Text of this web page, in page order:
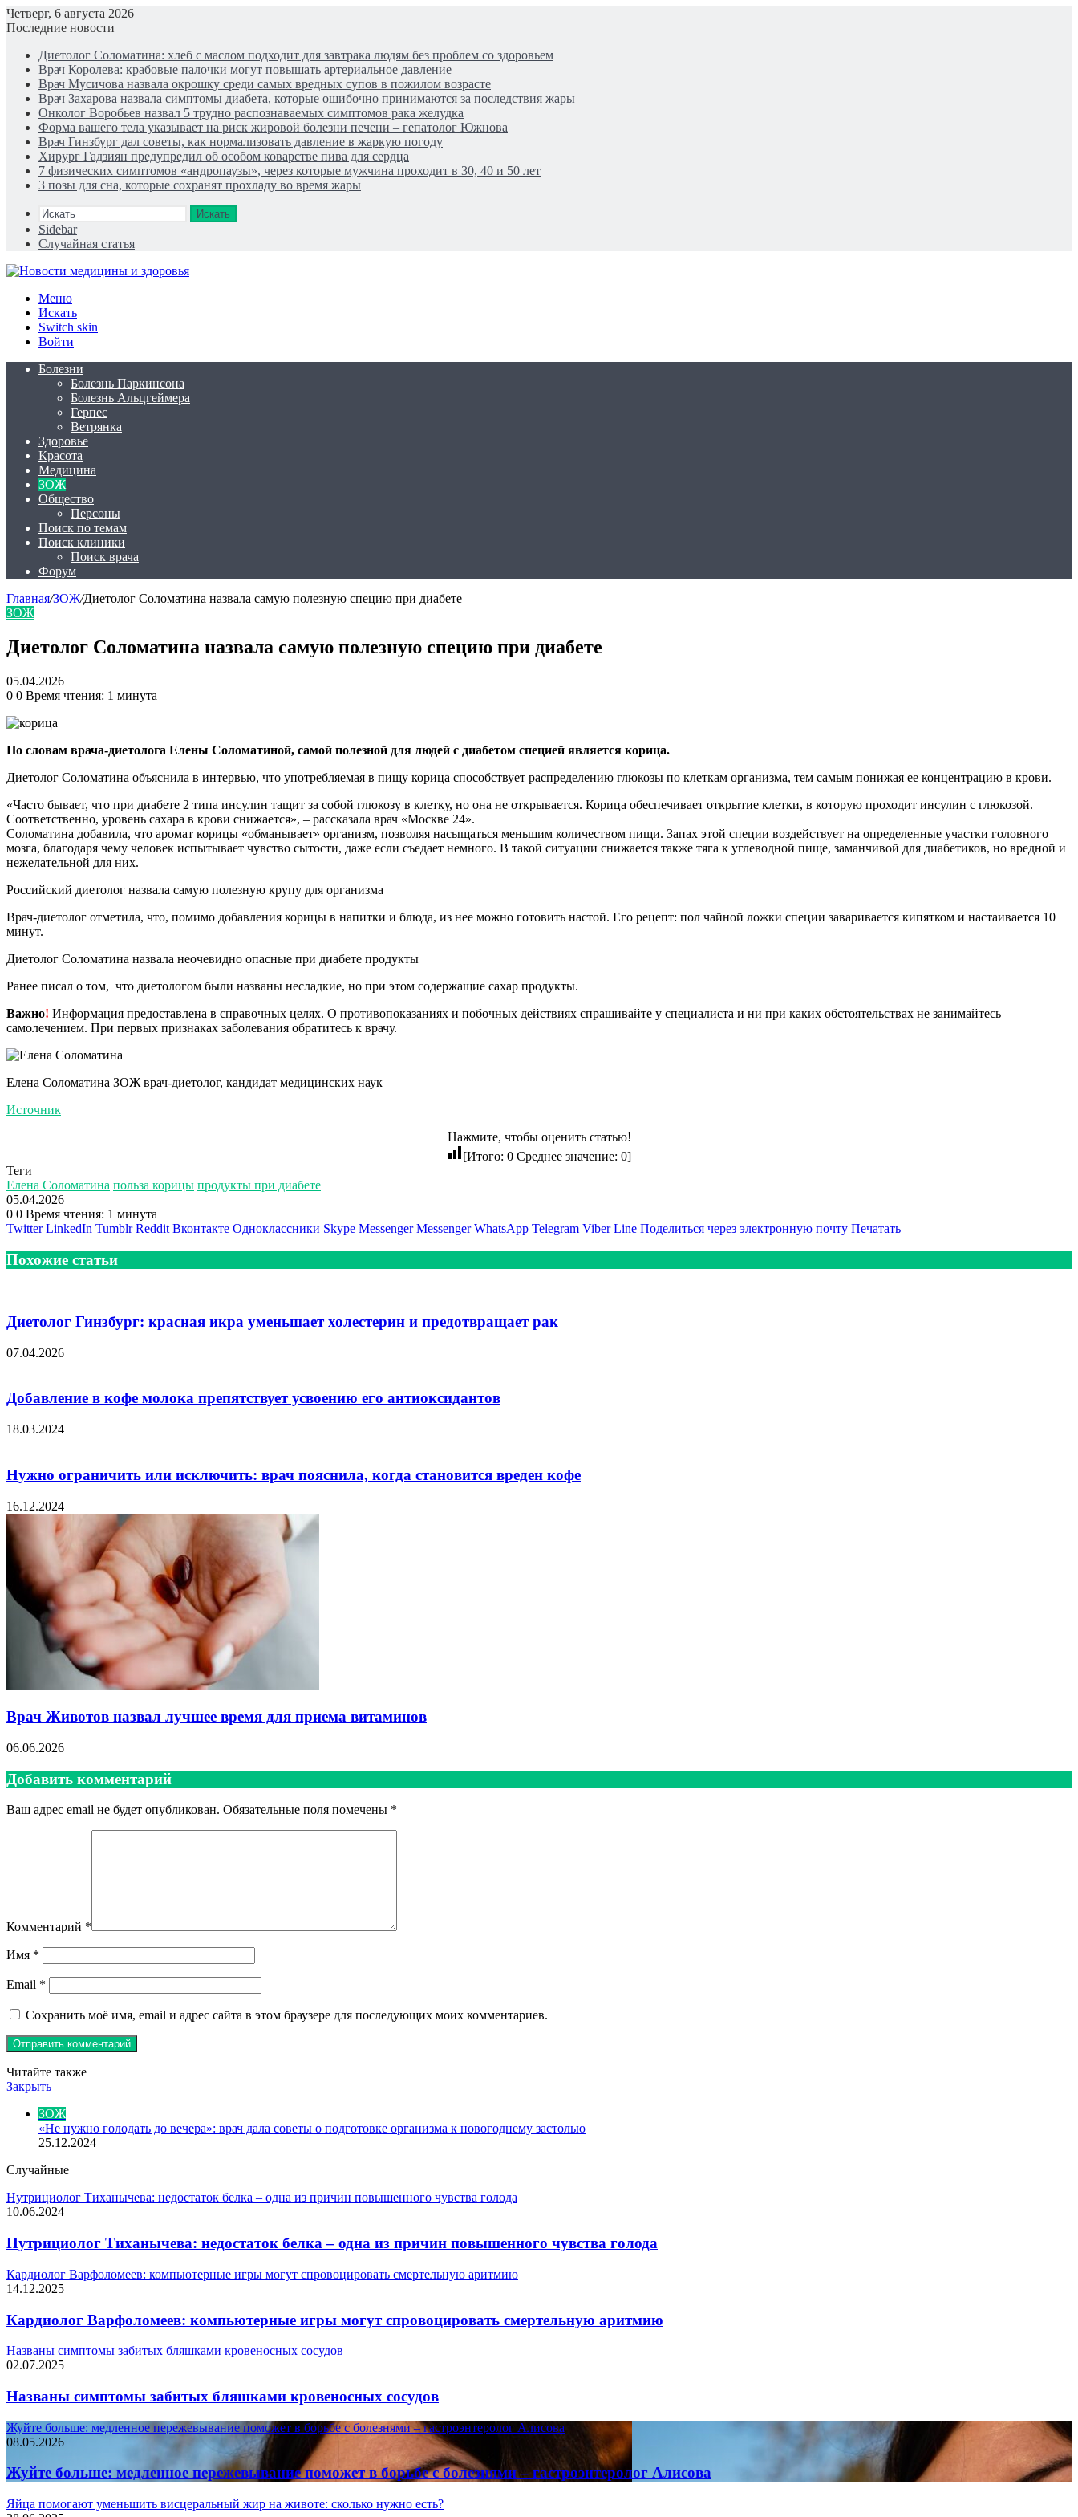
Четверг, 6 августа 2026
Последние новости
Диетолог Соломатина: хлеб с маслом подходит для завтрака людям без проблем со здоровьем
Врач Королева: крабовые палочки могут повышать артериальное давление
Врач Мусичова назвала окрошку среди самых вредных супов в пожилом возрасте
Врач Захарова назвала симптомы диабета, которые ошибочно принимаются за последствия жары
Онколог Воробьев назвал 5 трудно распознаваемых симптомов рака желудка
Форма вашего тела указывает на риск жировой болезни печени – гепатолог Южнова
Врач Гинзбург дал советы, как нормализовать давление в жаркую погоду
Хирург Гадзиян предупредил об особом коварстве пива для сердца
7 физических симптомов «андропаузы», через которые мужчина проходит в 30, 40 и 50 лет
3 позы для сна, которые сохранят прохладу во время жары
Искать
Sidebar
Случайная статья
Меню
Искать
Switch skin
Войти
Болезни
Болезнь Паркинсона
Болезнь Альцгеймера
Герпес
Ветрянка
Здоровье
Красота
Медицина
ЗОЖ
Общество
Персоны
Поиск по темам
Поиск клиники
Поиск врача
Форум
Главная/ЗОЖ/Диетолог Соломатина назвала самую полезную специю при диабете
ЗОЖ
Диетолог Соломатина назвала самую полезную специю при диабете
05.04.2026
0 0 Время чтения: 1 минута
По словам врача-диетолога Елены Соломатиной, самой полезной для людей с диабетом специей является корица.
Диетолог Соломатина объяснила в интервью, что употребляемая в пищу корица способствует распределению глюкозы по клеткам организма, тем самым понижая ее концентрацию в крови.
«Часто бывает, что при диабете 2 типа инсулин тащит за собой глюкозу в клетку, но она не открывается. Корица обеспечивает открытие клетки, в которую проходит инсулин с глюкозой.
Соответственно, уровень сахара в крови снижается», – рассказала врач «Москве 24».
Соломатина добавила, что аромат корицы «обманывает» организм, позволяя насыщаться меньшим количеством пищи. Запах этой специи воздействует на определенные участки головного
мозга, благодаря чему человек испытывает чувство сытости, даже если съедает немного. В такой ситуации снижается также тяга к углеводной пище, заманчивой для диабетиков, но вредной и
нежелательной для них.
Российский диетолог назвала самую полезную крупу для организма
Врач-диетолог отметила, что, помимо добавления корицы в напитки и блюда, из нее можно готовить настой. Его рецепт: пол чайной ложки специи заваривается кипятком и настаивается 10
минут.
Диетолог Соломатина назвала неочевидно опасные при диабете продукты
Ранее писал о том, что диетологом были названы несладкие, но при этом содержащие сахар продукты.
Важно! Информация предоставлена в справочных целях. О противопоказаниях и побочных действиях спрашивайте у специалиста и ни при каких обстоятельствах не занимайтесь
самолечением. При первых признаках заболевания обратитесь к врачу.
Елена Соломатина ЗОЖ врач-диетолог, кандидат медицинских наук
Источник
Нажмите, чтобы оценить статью!
[Итого: 0 Среднее значение: 0]
Теги
Елена Соломатина польза корицы продукты при диабете
05.04.2026
0 0 Время чтения: 1 минута
Twitter LinkedIn Tumblr Reddit Вконтакте Одноклассники Skype Messenger Messenger WhatsApp Telegram Viber Line Поделиться через электронную почту Печатать
Похожие статьи
Диетолог Гинзбург: красная икра уменьшает холестерин и предотвращает рак
07.04.2026
Добавление в кофе молока препятствует усвоению его антиоксидантов
18.03.2024
Нужно ограничить или исключить: врач пояснила, когда становится вреден кофе
16.12.2024
Врач Животов назвал лучшее время для приема витаминов
06.06.2026
Добавить комментарий
Ваш адрес email не будет опубликован. Обязательные поля помечены *
Комментарий *
Имя *
Email *
Сохранить моё имя, email и адрес сайта в этом браузере для последующих моих комментариев.
Читайте также
Закрыть
ЗОЖ
«Не нужно голодать до вечера»: врач дала советы о подготовке организма к новогоднему застолью
25.12.2024
Случайные
Нутрициолог Тиханычева: недостаток белка – одна из причин повышенного чувства голода
10.06.2024
Нутрициолог Тиханычева: недостаток белка – одна из причин повышенного чувства голода
Кардиолог Варфоломеев: компьютерные игры могут спровоцировать смертельную аритмию
14.12.2025
Кардиолог Варфоломеев: компьютерные игры могут спровоцировать смертельную аритмию
Названы симптомы забитых бляшками кровеносных сосудов
02.07.2025
Названы симптомы забитых бляшками кровеносных сосудов
Жуйте больше: медленное пережевывание поможет в борьбе с болезнями – гастроэнтеролог Алисова
08.05.2026
Жуйте больше: медленное пережевывание поможет в борьбе с болезнями – гастроэнтеролог Алисова
Яйца помогают уменьшить висцеральный жир на животе: сколько нужно есть?